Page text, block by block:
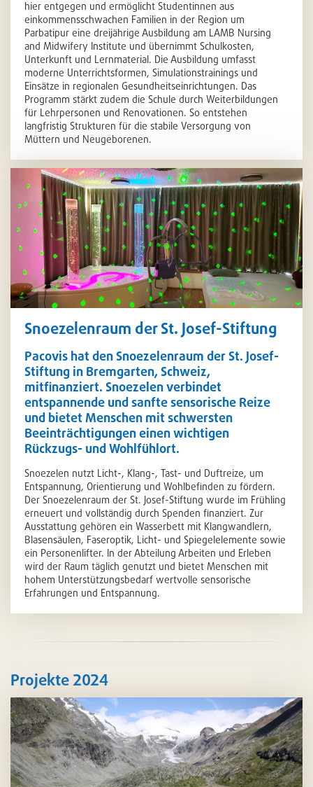
hier entgegen und ermöglicht Studentinnen aus
einkommensschwachen Familien in der Region um
Parbatipur eine dreijährige Ausbildung am LAMB Nursing
and Midwifery Institute und übernimmt Schulkosten,
Unterkunft und Lernmaterial. Die Ausbildung umfasst
moderne Unterrichtsformen, Simulationstrainings und
Einsätze in regionalen Gesundheitseinrichtungen. Das
Programm stärkt zudem die Schule durch Weiterbildungen
für Lehrpersonen und Renovationen. So entstehen
langfristig Strukturen für die stabile Versorgung von
Müttern und Neugeborenen.
Snoezelenraum der St. Josef-Stiftung
Pacovis hat den Snoezelenraum der St. Josef-
Stiftung in Bremgarten, Schweiz,
mitfinanziert. Snoezelen verbindet
entspannende und sanfte sensorische Reize
und bietet Menschen mit schwersten
Beeinträchtigungen einen wichtigen
Rückzugs- und Wohlfühlort.
Snoezelen nutzt Licht-, Klang-, Tast- und Duftreize, um
Entspannung, Orientierung und Wohlbefinden zu fördern.
Der Snoezelenraum der St. Josef-Stiftung wurde im Frühling
erneuert und vollständig durch Spenden finanziert. Zur
Ausstattung gehören ein Wasserbett mit Klangwandlern,
Blasensäulen, Faseroptik, Licht- und Spiegelelemente sowie
ein Personenlifter. In der Abteilung Arbeiten und Erleben
wird der Raum täglich genutzt und bietet Menschen mit
hohem Unterstützungsbedarf wertvolle sensorische
Erfahrungen und Entspannung.
Projekte 2024